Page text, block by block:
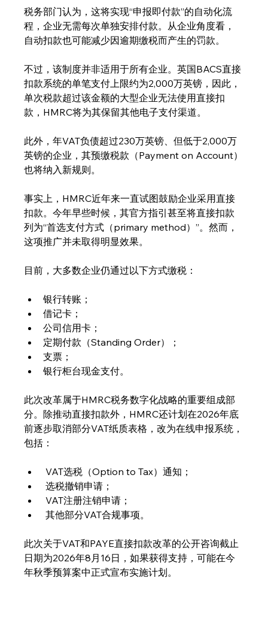
税务部门认为，这将实现“申报即付款”的自动化流
程，企业无需每次单独安排付款。从企业角度看，
自动扣款也可能减少因逾期缴税而产生的罚款。
不过，该制度并非适用于所有企业。英国BACS直接
扣款系统的单笔支付上限约为2,000万英镑，因此，
单次税款超过该金额的大型企业无法使用直接扣
款，HMRC将为其保留其他电子支付渠道。
此外，年VAT负债超过230万英镑、但低于2,000万
英镑的企业，其预缴税款（Payment on Account）
也将纳入新规则。
事实上，HMRC近年来一直试图鼓励企业采用直接
扣款。今年早些时候，其官方指引甚至将直接扣款
列为“首选支付方式（primary method）”。然而，
这项推广并未取得明显效果。
目前，大多数企业仍通过以下方式缴税：
银行转账；
借记卡；
公司信用卡；
定期付款（Standing Order）；
支票；
银行柜台现金支付。
此次改革属于HMRC税务数字化战略的重要组成部
分。除推动直接扣款外，HMRC还计划在2026年底
前逐步取消部分VAT纸质表格，改为在线申报系统，
包括：
VAT选税（Option to Tax）通知；
选税撤销申请；
VAT注册注销申请；
其他部分VAT合规事项。
此次关于VAT和PAYE直接扣款改革的公开咨询截止
日期为2026年8月16日，如果获得支持，可能在今
年秋季预算案中正式宣布实施计划。